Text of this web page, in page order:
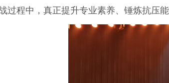
过程中，真正提升专业素养、锤炼抗压